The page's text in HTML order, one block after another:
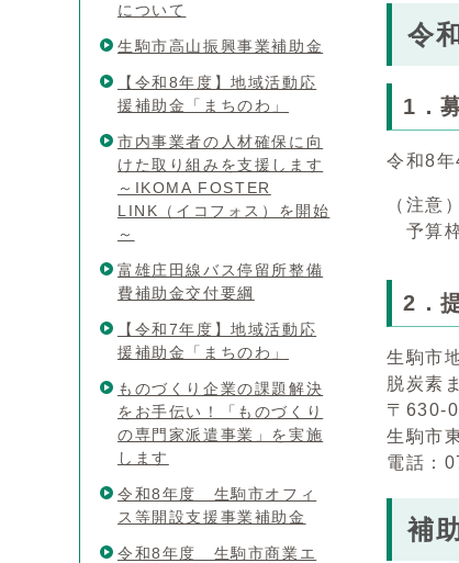
令
1．
令和8
（注意
予算
2．
生駒市
脱炭素
〒630-
生駒市
電話：
補
について
生駒市高山振興事業補助金
【令和8年度】地域活動応
援補助金「まちのわ」
市内事業者の人材確保に向
けた取り組みを支援します
～IKOMA FOSTER
LINK（イコフォス）を開始
～
富雄庄田線バス停留所整備
費補助金交付要綱
【令和7年度】地域活動応
援補助金「まちのわ」
ものづくり企業の課題解決
をお手伝い！「ものづくり
の専門家派遣事業」を実施
します
令和8年度 生駒市オフィ
ス等開設支援事業補助金
令和8年度 生駒市商業エ